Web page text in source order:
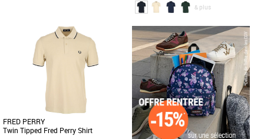
Vêtements pas cher et Promos
Vêtements
Découvrez la Fred Perry Twill
Harrington Jacket, une veste légère et
élégante spécialement conçue [...]
& plus
S M L XL XXL
Vêtements pas cher et Promos
Vêtements
Découvrez le polo Fred Perry TheFred
Perry Shirt, un incontournable de la
mode masculine pour la saison [...]
FRED PERRY
Twin Tipped Fred Perry Shirt